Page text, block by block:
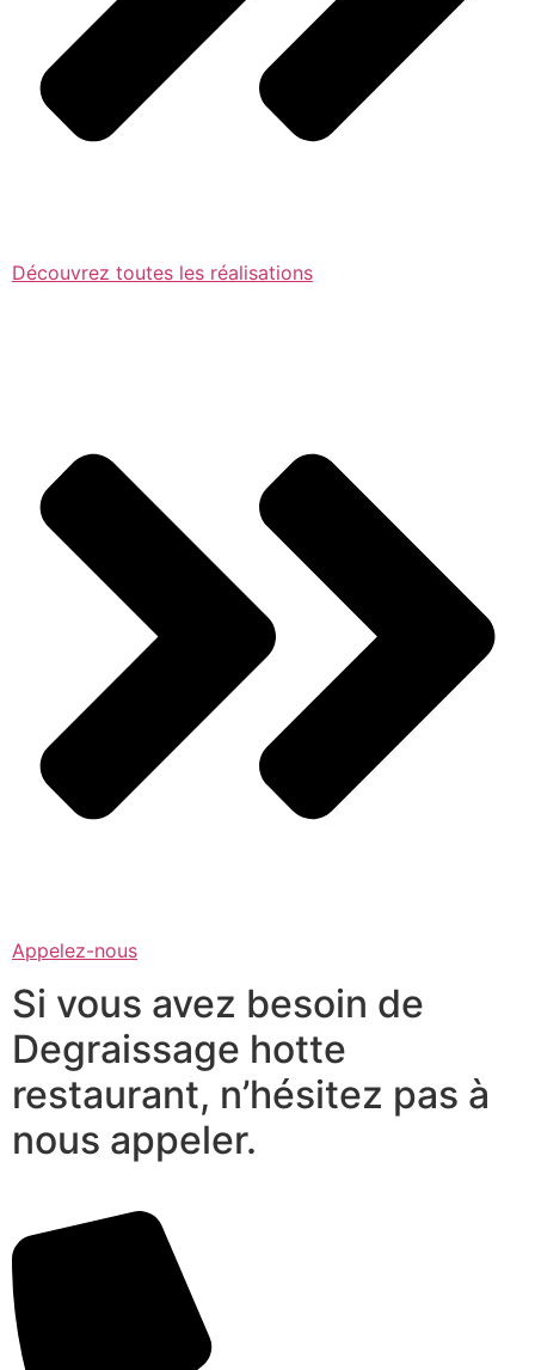
Découvrez toutes les réalisations
Appelez-nous
Si vous avez besoin de
Degraissage hotte
restaurant, n’hésitez pas à
nous appeler.